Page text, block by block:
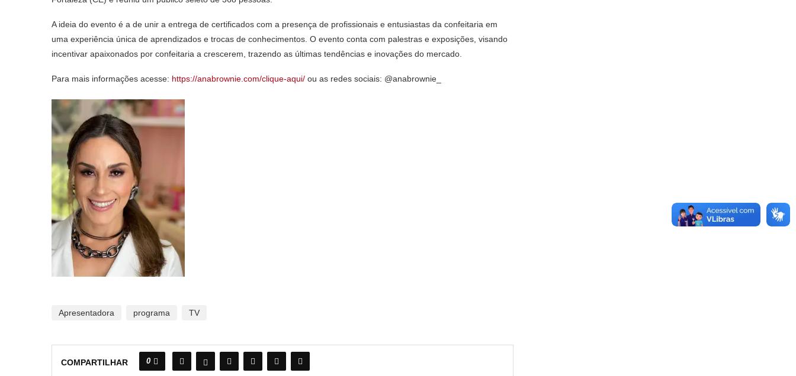
A ideia do evento é a de unir a entrega de certificados com a presença de profissionais e entusiastas da confeitaria em
uma experiência única de aprendizados e trocas de conhecimentos. O evento conta com palestras e exposições, visando
incentivar apaixonados por confeitaria a crescerem, trazendo as últimas tendências e inovações do mercado.
Para mais informações acesse: https://anabrownie.com/clique-aqui/ ou as redes sociais: @anabrownie_
Apresentadora programa TV
COMPARTILHAR 0